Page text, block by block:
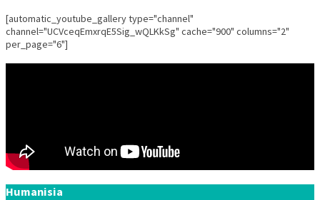
[automatic_youtube_gallery type="channel"
channel="UCVceqEmxrqE5Sig_wQLKkSg" cache="900" columns="2"
per_page="6"]
Humanisia